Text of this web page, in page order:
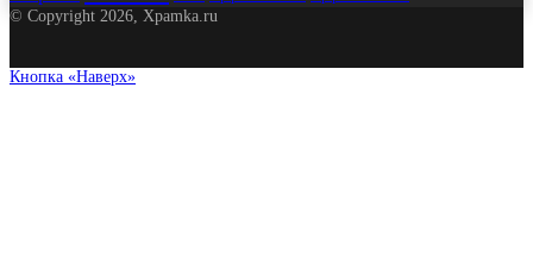
© Copyright 2026, Xpamka.ru
Кнопка «Наверх»